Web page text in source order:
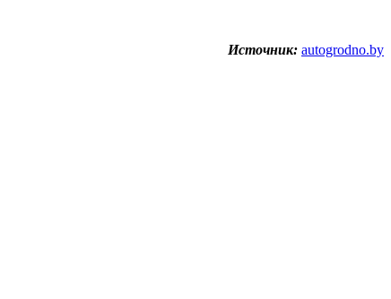
Источник: autogrodno.by